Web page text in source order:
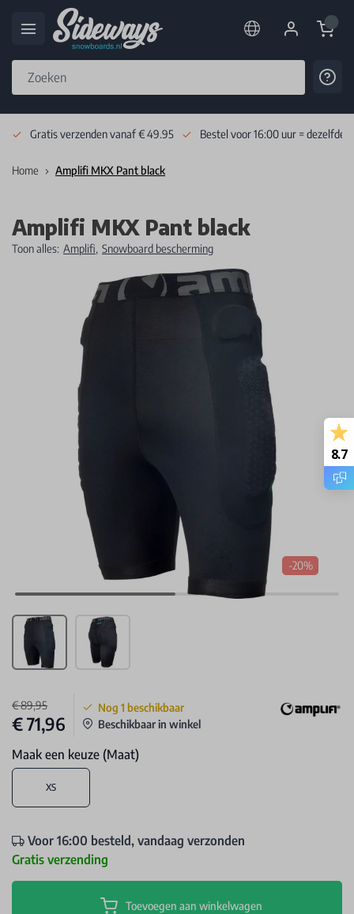
Cart
Gratis verzenden vanaf € 49.95 Bestel voor 16:00 uur = dezelfde
Home Amplifi MKX Pant black
Amplifi MKX Pant black
Toon alles: Amplifi, Snowboard bescherming
-20%
€ 89,95
€ 71,96
Nog 1 beschikbaar
Beschikbaar in winkel
Maak een keuze (Maat)
XS
Voor 16:00 besteld, vandaag verzonden
Gratis verzending
Toevoegen aan winkelwagen
8.7